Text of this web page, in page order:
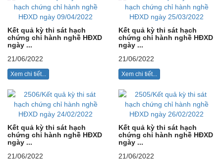
Kết quả kỳ thi sát hạch
chứng chỉ hành nghề HĐXD
ngày ...
21/06/2022
Xem chi tiết...
Kết quả kỳ thi sát hạch
chứng chỉ hành nghề HĐXD
ngày ...
21/06/2022
Xem chi tiết...
Kết quả kỳ thi sát hạch
chứng chỉ hành nghề HĐXD
ngày ...
21/06/2022
Kết quả kỳ thi sát hạch
chứng chỉ hành nghề HĐXD
ngày ...
21/06/2022